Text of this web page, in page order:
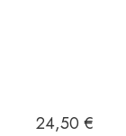
24,50 €